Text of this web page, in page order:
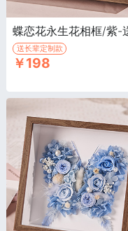
送长辈定制款
￥198